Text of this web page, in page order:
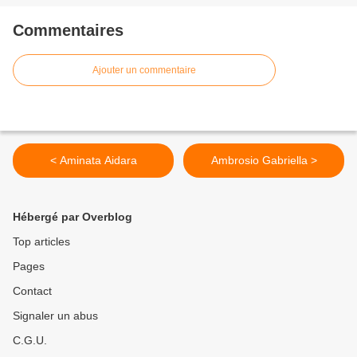
Commentaires
Ajouter un commentaire
< Aminata Aidara Ambrosio Gabriella >
Hébergé par Overblog
Top articles
Pages
Contact
Signaler un abus
C.G.U.